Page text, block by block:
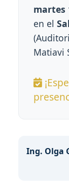
martes
en el
Matiavi
Ing. Olga